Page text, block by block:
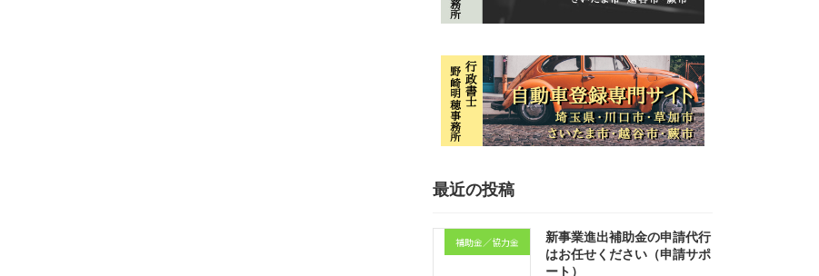
最近の投稿
補助金／協力金
新事業進出補助金の申請代行
はお任せください（申請サポ
ート）